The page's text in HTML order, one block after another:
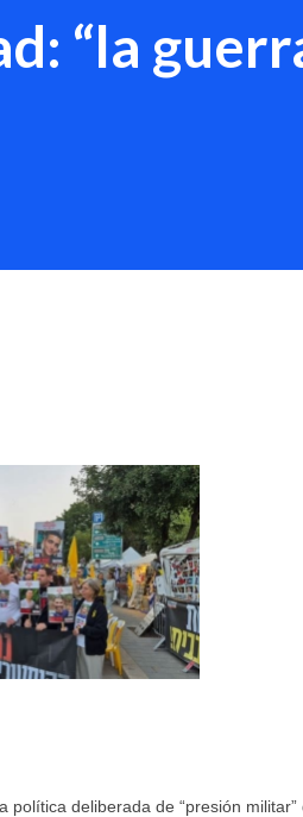
“la
deliberada de “presión militar”